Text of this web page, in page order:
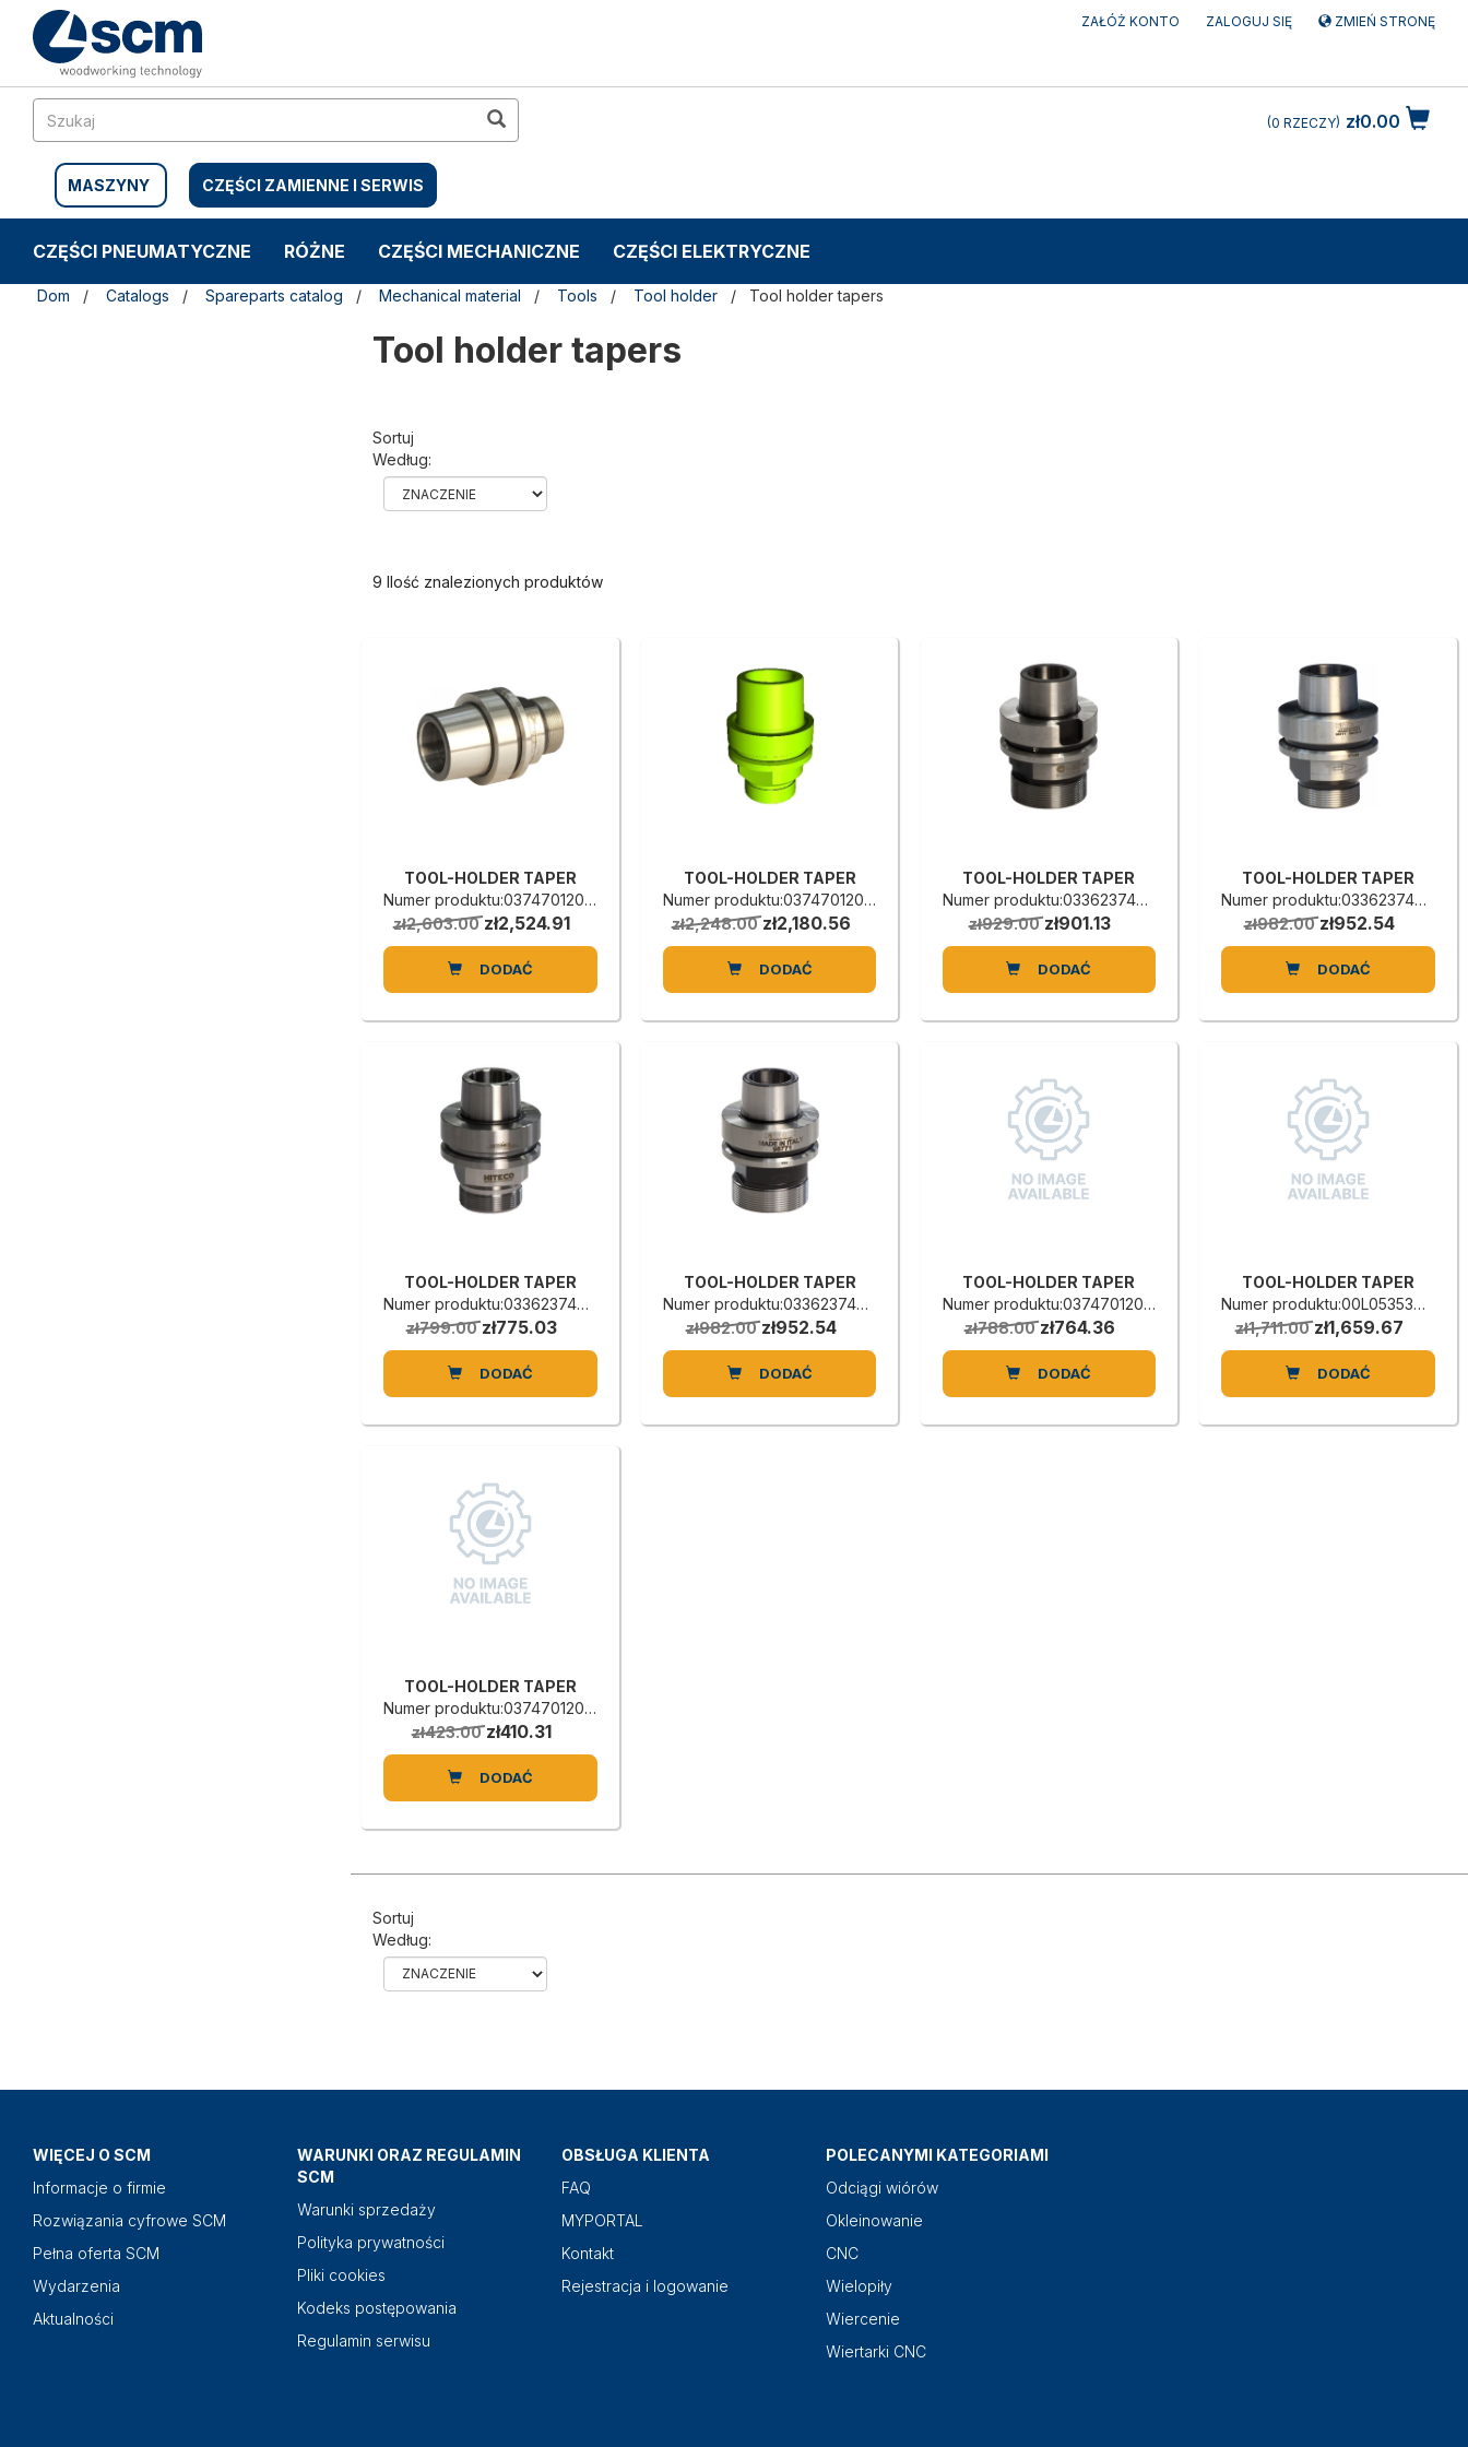
Przejdź
treści
Przejdź
menu
nawigacyjnego
ZAŁÓŻ KONTO ZALOGUJ SIĘ ZMIEŃ STRONĘ
MASZYNY CZĘŚCI ZAMIENNE I SERWIS
zł0.00
0 RZECZY
CZĘŚCI PNEUMATYCZNE RÓŻNE CZĘŚCI MECHANICZNE CZĘŚCI ELEKTRYCZNE
Dom Catalogs Spareparts catalog Mechanical material Tools Tool holder Tool holder tapers
Tool holder tapers
Sortuj
Według:
9 Ilość znalezionych produktów
TOOL-HOLDER TAPER
Numer produktu:0374701205G
zł2,603.00 zł2,524.91
DODAĆ
TOOL-HOLDER TAPER
Numer produktu:0374701204E
zł2,248.00 zł2,180.56
DODAĆ
TOOL-HOLDER TAPER
Numer produktu:0336237443L
zł929.00 zł901.13
DODAĆ
TOOL-HOLDER TAPER
Numer produktu:0336237442G
zł982.00 zł952.54
DODAĆ
TOOL-HOLDER TAPER
Numer produktu:0336237408F
zł799.00 zł775.03
DODAĆ
TOOL-HOLDER TAPER
Numer produktu:0336237401A
zł982.00 zł952.54
DODAĆ
TOOL-HOLDER TAPER
Numer produktu:0374701207B
zł788.00 zł764.36
DODAĆ
TOOL-HOLDER TAPER
Numer produktu:00L0535373H
zł1,711.00 zł1,659.67
DODAĆ
TOOL-HOLDER TAPER
Numer produktu:0374701206L
zł423.00 zł410.31
DODAĆ
Sortuj
Według:
WIĘCEJ O SCM
Informacje o firmie
Rozwiązania cyfrowe SCM
Pełna oferta SCM
Wydarzenia
Aktualności
WARUNKI ORAZ REGULAMIN
SCM
Warunki sprzedaży
Polityka prywatności
Pliki cookies
Kodeks postępowania
Regulamin serwisu
OBSŁUGA KLIENTA
FAQ
MYPORTAL
Kontakt
Rejestracja i logowanie
POLECANYMI KATEGORIAMI
Odciągi wiórów
Okleinowanie
CNC
Wielopiły
Wiercenie
Wiertarki CNC